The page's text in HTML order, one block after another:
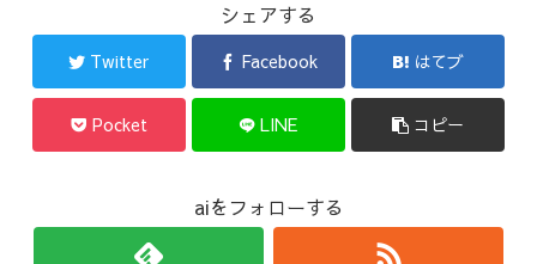
シェアする
Twitter Facebook はてブ
Pocket LINE コピー
aiをフォローする